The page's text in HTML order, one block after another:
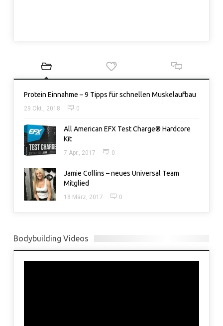
Protein Einnahme – 9 Tipps für schnellen Muskelaufbau
29 Okt., 2018 0
All American EFX Test Charge® Hardcore
Kit
7 Apr., 2017 0
Jamie Collins – neues Universal Team
Mitglied
18 März, 2017 0
Bodybuilding Videos